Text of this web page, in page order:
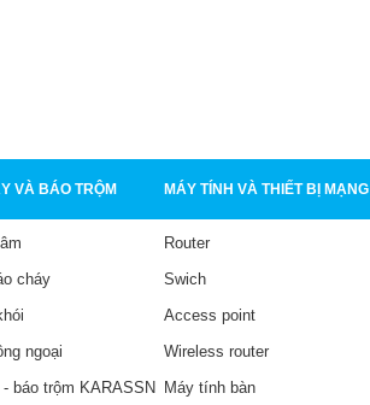
VÀ BÁO TRỘM MÁY TÍNH VÀ THIẾT BỊ MẠNG
cháy
ngoại
báo trộm KARASSN
Router
Swich
Access point
Wireless router
Máy tính bàn